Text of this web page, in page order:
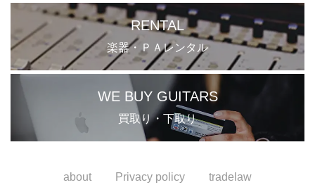
RENTAL
楽器・ＰＡレンタル
WE BUY GUITARS
買取り・下取り
about Privacy policy
tradelaw